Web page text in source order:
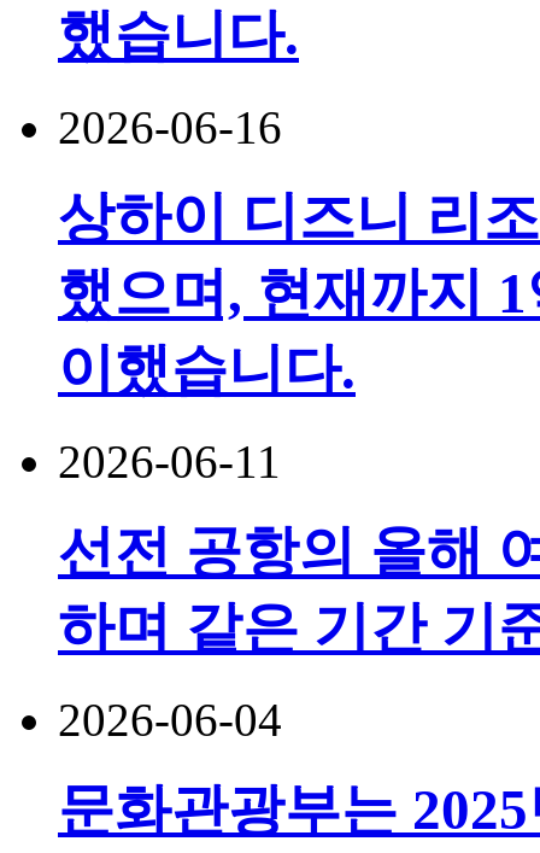
했습니다.
2026-06-16
상하이 디즈니 리
했으며, 현재까지
이했습니다.
2026-06-11
선전 공항의 올해
하며 같은 기간 기
2026-06-04
문화관광부는